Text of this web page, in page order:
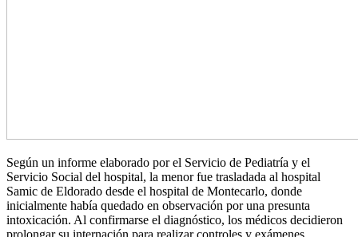
Según un informe elaborado por el Servicio de Pediatría y el
Servicio Social del hospital, la menor fue trasladada al hospital
Samic de Eldorado desde el hospital de Montecarlo, donde
inicialmente había quedado en observación por una presunta
intoxicación. Al confirmarse el diagnóstico, los médicos decidieron